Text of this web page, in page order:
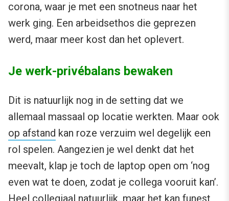
corona, waar je met een snotneus naar het
werk ging. Een arbeidsethos die geprezen
werd, maar meer kost dan het oplevert.
Je werk-privébalans bewaken
Dit is natuurlijk nog in de setting dat we
allemaal massaal op locatie werkten. Maar ook
op afstand kan roze verzuim wel degelijk een
rol spelen. Aangezien je wel denkt dat het
meevalt, klap je toch de laptop open om ‘nog
even wat te doen, zodat je collega vooruit kan’.